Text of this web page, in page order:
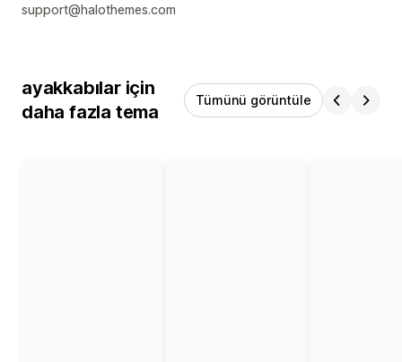
support@halothemes.com
ayakkabılar için
daha fazla tema
Tümünü görüntüle